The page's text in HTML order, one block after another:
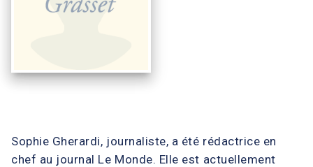
Sophie Gherardi, journaliste, a été rédactrice en
chef au journal Le Monde. Elle est actuellement